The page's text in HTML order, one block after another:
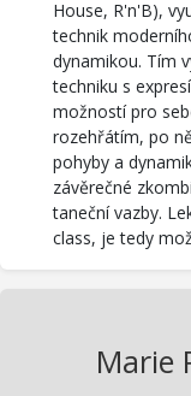
House, R'n'B),
technik
dynamikou. Tím
techniku s
možností pro
rozehřátím, po
pohyby a
závěrečné
taneční vazby.
class, je tedy
Marie